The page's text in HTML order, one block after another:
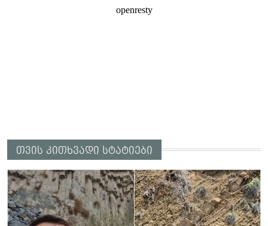
თვის კითხვადი სტატიები